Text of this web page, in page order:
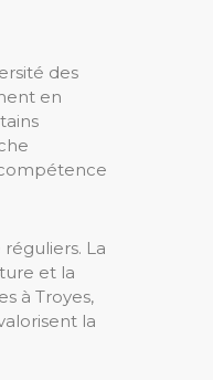
des
en
La
et la
à Troyes,
la